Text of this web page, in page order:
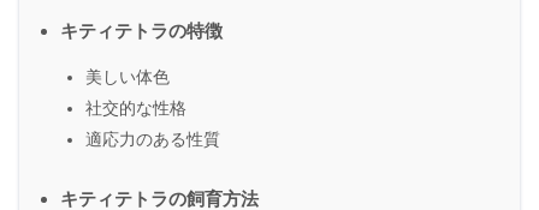
キティテトラの特徴
美しい体色
社交的な性格
適応力のある性質
キティテトラの飼育方法